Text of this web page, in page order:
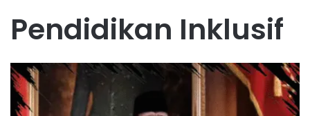
Pendidikan Inklusif